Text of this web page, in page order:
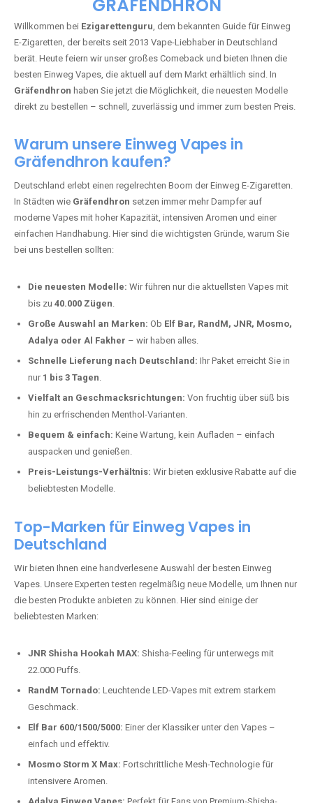
GRÄFENDHRON
Willkommen bei Ezigarettenguru, dem bekannten Guide für Einweg
E-Zigaretten, der bereits seit 2013 Vape-Liebhaber in Deutschland
berät. Heute feiern wir unser großes Comeback und bieten Ihnen die
besten Einweg Vapes, die aktuell auf dem Markt erhältlich sind. In
Gräfendhron haben Sie jetzt die Möglichkeit, die neuesten Modelle
direkt zu bestellen – schnell, zuverlässig und immer zum besten Preis.
Warum unsere Einweg Vapes in
Gräfendhron kaufen?
Deutschland erlebt einen regelrechten Boom der Einweg E-Zigaretten.
In Städten wie Gräfendhron setzen immer mehr Dampfer auf
moderne Vapes mit hoher Kapazität, intensiven Aromen und einer
einfachen Handhabung. Hier sind die wichtigsten Gründe, warum Sie
bei uns bestellen sollten:
Die neuesten Modelle: Wir führen nur die aktuellsten Vapes mit
bis zu 40.000 Zügen.
Große Auswahl an Marken: Ob Elf Bar, RandM, JNR, Mosmo,
Adalya oder Al Fakher – wir haben alles.
Schnelle Lieferung nach Deutschland: Ihr Paket erreicht Sie in
nur 1 bis 3 Tagen.
Vielfalt an Geschmacksrichtungen: Von fruchtig über süß bis
hin zu erfrischenden Menthol-Varianten.
Bequem & einfach: Keine Wartung, kein Aufladen – einfach
auspacken und genießen.
Preis-Leistungs-Verhältnis: Wir bieten exklusive Rabatte auf die
beliebtesten Modelle.
Top-Marken für Einweg Vapes in
Deutschland
Wir bieten Ihnen eine handverlesene Auswahl der besten Einweg
Vapes. Unsere Experten testen regelmäßig neue Modelle, um Ihnen nur
die besten Produkte anbieten zu können. Hier sind einige der
beliebtesten Marken:
JNR Shisha Hookah MAX: Shisha-Feeling für unterwegs mit
22.000 Puffs.
RandM Tornado: Leuchtende LED-Vapes mit extrem starkem
Geschmack.
Elf Bar 600/1500/5000: Einer der Klassiker unter den Vapes –
einfach und effektiv.
Mosmo Storm X Max: Fortschrittliche Mesh-Technologie für
intensivere Aromen.